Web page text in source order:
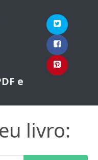
e
livro: